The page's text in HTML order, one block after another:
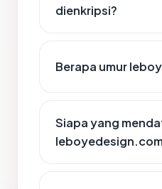
dienkripsi?
Berapa umur
Siapa yang